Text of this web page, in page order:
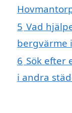
5 Vad
bergvärme
6 Sök efter
i andra